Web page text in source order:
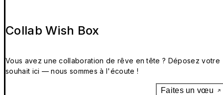
Collab Wish Box
Vous avez une collaboration de rêve en tête ? Déposez votre
souhait ici — nous sommes à l'écoute !
Faites un vœu